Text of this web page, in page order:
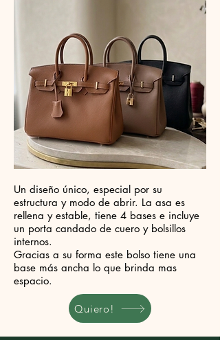
Un diseño único, especial por su
estructura y modo de abrir. La asa es
rellena y estable, tiene 4 bases e incluye
un porta candado de cuero y bolsillos
internos.
Gracias a su forma este bolso tiene una
base más ancha lo que brinda mas
espacio.
Quiero!